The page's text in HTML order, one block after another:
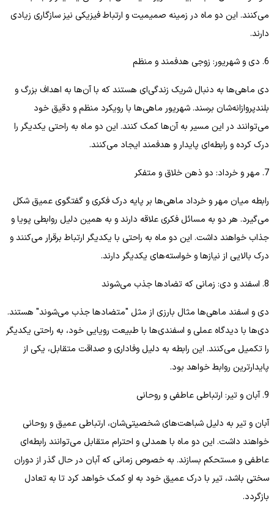
می‌کنند. این دو ماه در زمینه صمیمیت و ارتباط فیزیکی نیز سازگاری زیادی
دارند.
6. دی و شهریور: زوجی هدفمند و منظم
دی ماهی‌ها به دنبال شریک زندگی‌ای هستند که با آن‌ها به اهداف بزرگ و
بلندپروازانه‌شان برسند. شهریور ماهی‌ها با رویکرد منظم و دقیق خود
می‌توانند در این مسیر به آن‌ها کمک کنند. این دو ماه به راحتی یکدیگر را
درک کرده و رابطه‌ای پایدار و هدفمند ایجاد می‌کنند.
7. مهر و خرداد: دو ذهن خلاق و متفکر
رابطه میان مهر و خرداد ماهی‌ها بر پایه درک فکری و گفتگوی عمیق شکل
می‌گیرد. هر دو به مسائل فکری علاقه دارند و به همین دلیل روابطی پویا و
جذاب خواهند داشت. این دو ماه به راحتی با یکدیگر ارتباط برقرار می‌کنند و
درک بالایی از نیازها و خواسته‌های یکدیگر دارند.
8. اسفند و دی: زمانی که تضادها جذب می‌شوند
دی و اسفند ماهی‌ها مثال بارزی از مثل "متضادها جذب می‌شوند" هستند.
دی‌ها با دیدگاه عملی و اسفندی‌ها با طبیعت رویایی خود، به راحتی یکدیگر
را تکمیل می‌کنند. این رابطه به دلیل وفاداری و صداقت متقابل، یکی از
پایدارترین روابط خواهد بود.
9. آبان و تیر: ارتباطی عاطفی و روحانی
آبان و تیر به دلیل شباهت‌های شخصیتی‌شان، ارتباطی عمیق و روحانی
خواهند داشت. این دو ماه با همدلی و احترام متقابل می‌توانند رابطه‌ای
عاطفی و مستحکم بسازند. به خصوص زمانی که آبان در حال گذر از دوران
سختی باشد، تیر با درک عمیق خود به او کمک خواهد کرد تا به تعادل
بازگردد.